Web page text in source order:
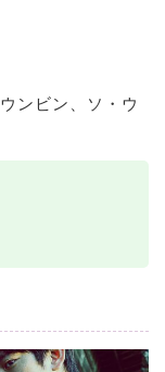
ンビン、ソ・ウ